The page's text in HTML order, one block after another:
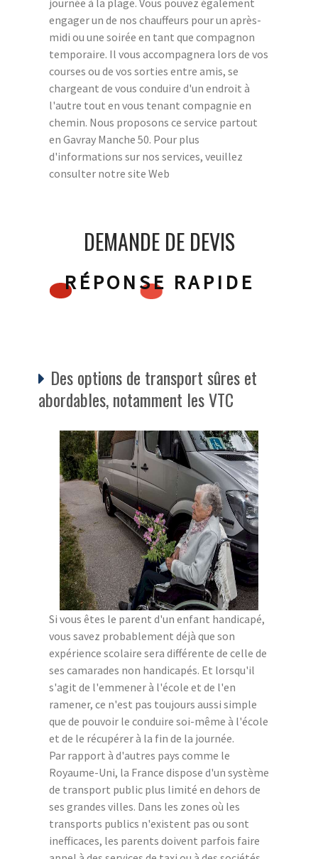
engager un de nos chauffeurs pour un après-
midi ou une soirée en tant que compagnon
temporaire. Il vous accompagnera lors de vos
courses ou de vos sorties entre amis, se
chargeant de vous conduire d'un endroit à
l'autre tout en vous tenant compagnie en
chemin. Nous proposons ce service partout
en Gavray Manche 50. Pour plus
d'informations sur nos services, veuillez
consulter notre site Web
DEMANDE DE DEVIS
RÉPONSE RAPIDE
Des options de transport sûres et
abordables, notamment les VTC
Si vous êtes le parent d'un enfant handicapé,
vous savez probablement déjà que son
expérience scolaire sera différente de celle de
ses camarades non handicapés. Et lorsqu'il
s'agit de l'emmener à l'école et de l'en
ramener, ce n'est pas toujours aussi simple
que de pouvoir le conduire soi-même à l'école
et de le récupérer à la fin de la journée.
Par rapport à d'autres pays comme le
Royaume-Uni, la France dispose d'un système
de transport public plus limité en dehors de
ses grandes villes. Dans les zones où les
transports publics n'existent pas ou sont
inefficaces, les parents doivent parfois faire